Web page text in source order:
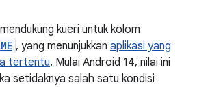
kueri untuk kolom
, yang menunjukkan aplikasi yang
tertentu. Mulai Android 14, nilai ini
setidaknya salah satu kondisi